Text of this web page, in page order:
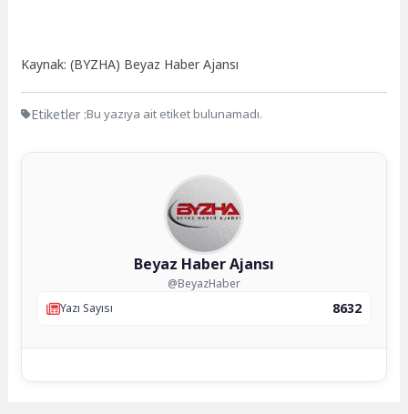
Kaynak: (BYZHA) Beyaz Haber Ajansı
Etiketler :Bu yazıya ait etiket bulunamadı.
Beyaz Haber Ajansı
@BeyazHaber
Yazı Sayısı
8632